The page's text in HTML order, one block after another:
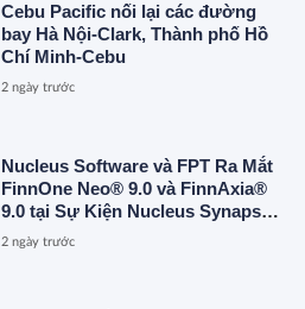
Cebu Pacific nối lại các đường
bay Hà Nội-Clark, Thành phố Hồ
Chí Minh-Cebu
2 ngày trước
Nucleus Software và FPT Ra Mắt
FinnOne Neo® 9.0 và FinnAxia®
9.0 tại Sự Kiện Nucleus Synapse
Lần Đầu Tiên tại Việt Nam
2 ngày trước